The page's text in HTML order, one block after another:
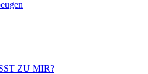
ZU MIR?